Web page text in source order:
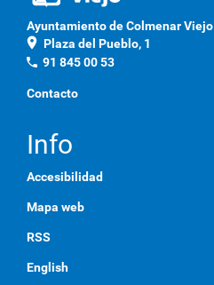
Ayuntamiento de Colmenar Viejo
location_on Plaza del Pueblo, 1
phone 91 845 00 53
Contacto
Info
Accesibilidad
Mapa web
RSS
English